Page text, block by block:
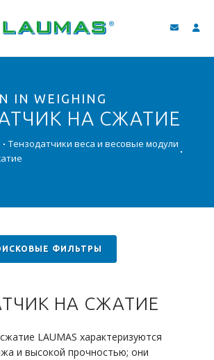
IN WEIGHING
НА СЖАТИЕ
Тензодатчики веса и весовые модули
ФИЛЬТРЫ
НА СЖАТИЕ
LAUMAS характеризуются
и высокой прочностью; они